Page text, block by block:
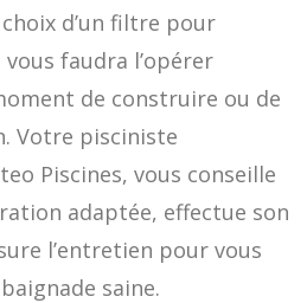
d’un filtre pour
faudra l’opérer
de construire ou de
Votre pisciniste
Piscines, vous conseille
adaptée, effectue son
l’entretien pour vous
saine.